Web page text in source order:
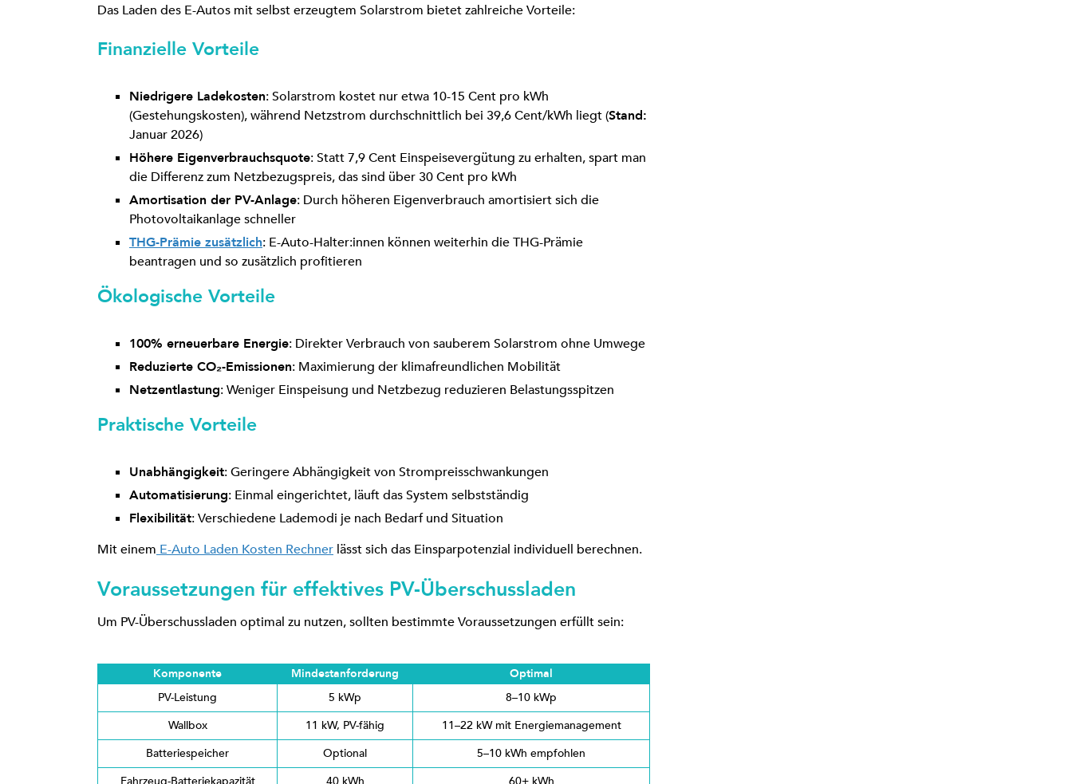
Das Laden des E-Autos mit selbst erzeugtem Solarstrom bietet zahlreiche Vorteile:
Finanzielle Vorteile
Niedrigere Ladekosten: Solarstrom kostet nur etwa 10-15 Cent pro kWh
(Gestehungskosten), während Netzstrom durchschnittlich bei 39,6 Cent/kWh liegt (Stand:
Januar 2026)
Höhere Eigenverbrauchsquote: Statt 7,9 Cent Einspeisevergütung zu erhalten, spart man
die Differenz zum Netzbezugspreis, das sind über 30 Cent pro kWh
Amortisation der PV-Anlage: Durch höheren Eigenverbrauch amortisiert sich die
Photovoltaikanlage schneller
THG-Prämie zusätzlich: E-Auto-Halter:innen können weiterhin die THG-Prämie
beantragen und so zusätzlich profitieren
Ökologische Vorteile
100% erneuerbare Energie: Direkter Verbrauch von sauberem Solarstrom ohne Umwege
Reduzierte CO₂-Emissionen: Maximierung der klimafreundlichen Mobilität
Netzentlastung: Weniger Einspeisung und Netzbezug reduzieren Belastungsspitzen
Praktische Vorteile
Unabhängigkeit: Geringere Abhängigkeit von Strompreisschwankungen
Automatisierung: Einmal eingerichtet, läuft das System selbstständig
Flexibilität: Verschiedene Lademodi je nach Bedarf und Situation
Mit einem E-Auto Laden Kosten Rechner lässt sich das Einsparpotenzial individuell berechnen.
Voraussetzungen für effektives PV-Überschussladen
Um PV-Überschussladen optimal zu nutzen, sollten bestimmte Voraussetzungen erfüllt sein:
Komponente Mindestanforderung
Optimal
PV-Leistung
5 kWp
8–10 kWp
Wallbox
11 kW, PV-fähig
11–22 kW mit Energiemanagement
Batteriespeicher
Optional
5–10 kWh empfohlen